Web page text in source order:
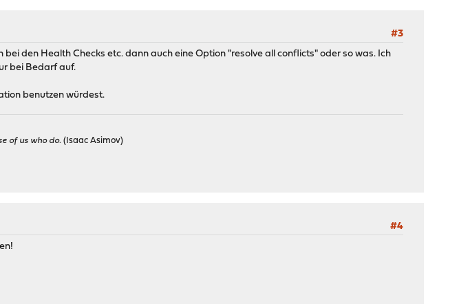
#3
den Health Checks etc. dann auch eine Option "resolve all conflicts" oder so was. Ich
bei Bedarf auf.
benutzen würdest.
of us who do. (Isaac Asimov)
#4